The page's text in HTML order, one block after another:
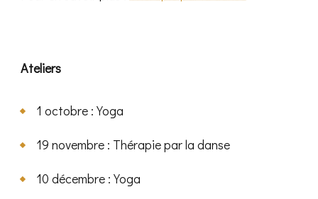
Ateliers
1 octobre : Yoga
19 novembre : Thérapie par la danse
10 décembre : Yoga